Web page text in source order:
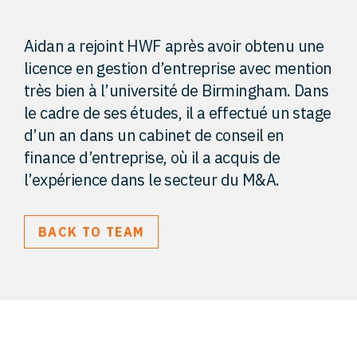
Aidan a rejoint HWF après avoir obtenu une
licence en gestion d’entreprise avec mention
très bien à l’université de Birmingham. Dans
le cadre de ses études, il a effectué un stage
d’un an dans un cabinet de conseil en
finance d’entreprise, où il a acquis de
l’expérience dans le secteur du M&A.
BACK TO TEAM